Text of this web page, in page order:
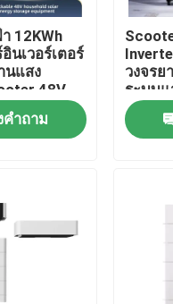
น
ภาพ
ตอรี่ลิเธียมไอออน
ตอรี่ลิเธียมไอออนฟอสเฟต
12KWh
นเวอร์เตอร์
นแสง
48V
คำถาม
วงจรย
ระบบ